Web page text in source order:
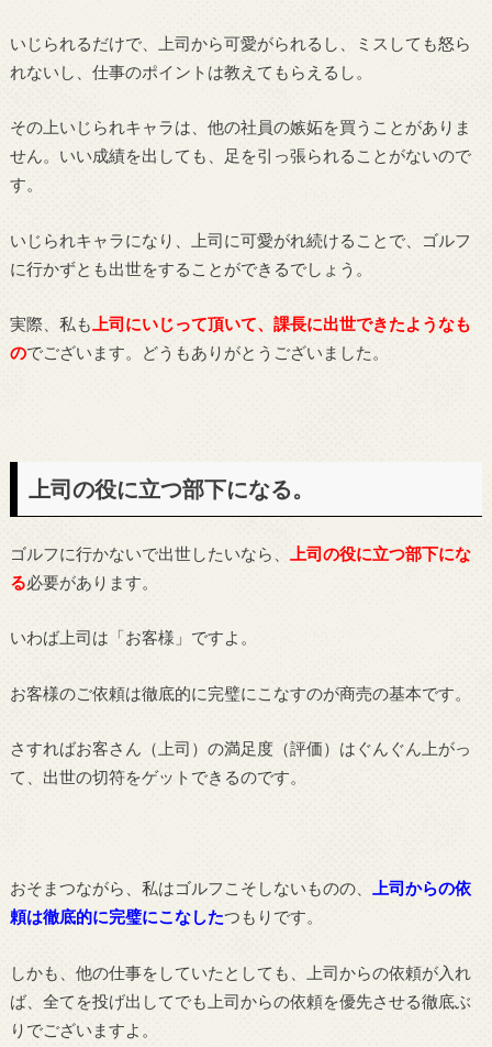
いじられるだけで、上司から可愛がられるし、ミスしても怒ら
れないし、仕事のポイントは教えてもらえるし。
その上いじられキャラは、他の社員の嫉妬を買うことがありま
せん。いい成績を出しても、足を引っ張られることがないので
す。
いじられキャラになり、上司に可愛がれ続けることで、ゴルフ
に行かずとも出世をすることができるでしょう。
実際、私も 上司にいじって頂いて、課長に出世できたようなも
のでございます。どうもありがとうございました。
上司の役に立つ部下になる。
ゴルフに行かないで出世したいなら、
上司の役に立つ部下にな
る必要があります。
いわば上司は「お客様」ですよ。
お客様のご依頼は徹底的に完璧にこなすのが商売の基本です。
さすればお客さん（上司）の満足度（評価）はぐんぐん上がっ
て、出世の切符をゲットできるのです。
おそまつながら、私はゴルフこそしないものの、
上司からの依
頼は徹底的に完璧にこなしたつもりです。
しかも、他の仕事をしていたとしても、上司からの依頼が入れ
ば、全てを投げ出してでも上司からの依頼を優先させる徹底ぶ
りでございますよ。